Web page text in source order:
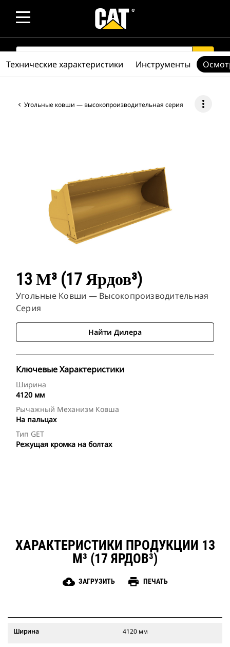
SEARCH search
Угольные ковши — высокопроизводительная серия more_vert
13 М³ (17 Ярдов³)
Угольные Ковши — Высокопроизводительная
Серия
Найти Дилера
Ключевые Характеристики
Ширина
4120 мм
Рычажный Механизм Ковша
На пальцах
Тип GET
Режущая кромка на болтах
Технические характеристики Инструменты
ХАРАКТЕРИСТИКИ ПРОДУКЦИИ 13
М³ (17 ЯРДОВ³)
cloud_download ЗАГРУЗИТЬ print ПЕЧАТЬ
Ширина 4120 мм